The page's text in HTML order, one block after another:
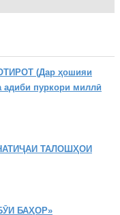
(Дар ҳошияи
адиби пуркори миллӣ
ТАЛОШҲОИ
БАҲОР»